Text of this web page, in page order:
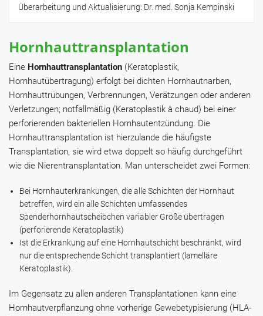
Überarbeitung und Aktualisierung: Dr. med. Sonja Kempinski
Hornhauttransplantation
Eine Hornhauttransplantation (Keratoplastik,
Hornhautübertragung) erfolgt bei dichten Hornhautnarben,
Hornhauttrübungen, Verbrennungen, Verätzungen oder anderen
Verletzungen; notfallmäßig (Keratoplastik à chaud) bei einer
perforierenden bakteriellen Hornhautentzündung. Die
Hornhauttransplantation ist hierzulande die häufigste
Transplantation, sie wird etwa doppelt so häufig durchgeführt
wie die Nierentransplantation. Man unterscheidet zwei Formen:
Bei Hornhauterkrankungen, die alle Schichten der Hornhaut
betreffen, wird ein alle Schichten umfassendes
Spenderhornhautscheibchen variabler Größe übertragen
(perforierende Keratoplastik)
Ist die Erkrankung auf eine Hornhautschicht beschränkt, wird
nur die entsprechende Schicht transplantiert (lamelläre
Keratoplastik).
Im Gegensatz zu allen anderen Transplantationen kann eine
Hornhautverpflanzung ohne vorherige Gewebetypisierung (HLA-